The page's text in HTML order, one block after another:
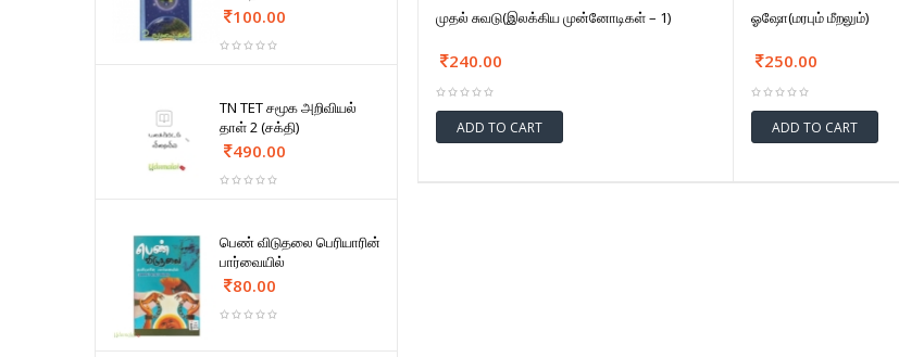
100.00
TN TET சமூக அறிவியல்
தாள் 2 (சக்தி)
490.00
பெண் விடுதலை பெரியாரின்
பார்வையில்
80.00
முதல் சுவடு(இலக்கிய முன்னோடிகள் – 1)
240.00
ADD TO CART
ஓஷோ(மரபும் மீறலும்)
250.00
ADD TO CART